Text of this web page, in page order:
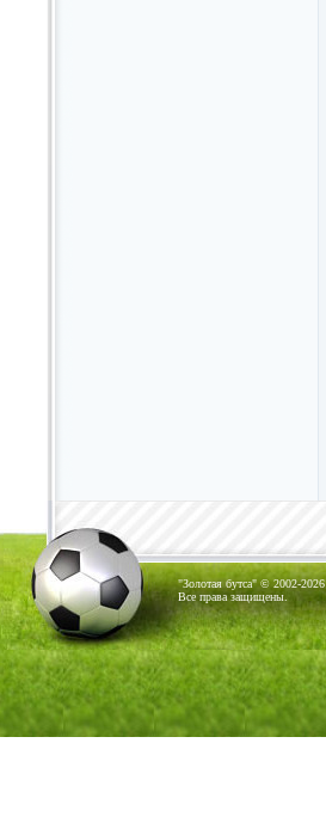
"Золотая бутса" © 2002-2026
Все права защищены.